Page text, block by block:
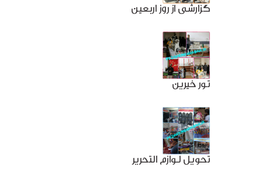
گزارشی از روز اربعین
تور خیرین
تحویل لوازم التحریر